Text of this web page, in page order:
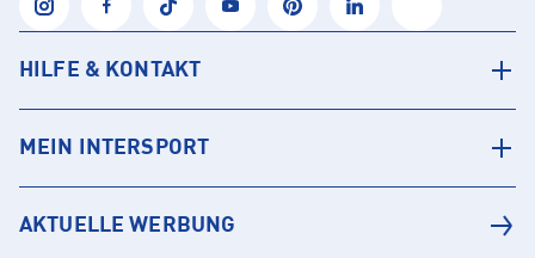
HILFE & KONTAKT
MEIN INTERSPORT
AKTUELLE WERBUNG